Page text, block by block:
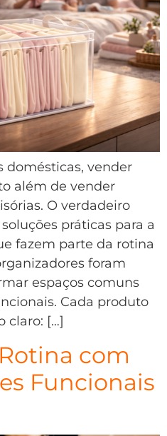
domésticas, vender
além de vender
O verdadeiro
práticas para a
fazem parte da rotina
foram
espaços comuns
Cada produto
claro: […]
com
Funcionais